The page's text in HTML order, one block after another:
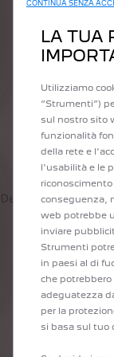
Design di i-
Ragionando,
volante
la sicurezza a
pensato che la
fosse
CONTINUA SENZA
LA TUA
Utilizziamo
“Strumenti”)
sul nostro sito
funzionalità
della rete e
l'usabilità e le
conseguenza,
web potrebbe
inviare
Strumenti
in paesi al di
che potrebbero
adeguatezza
per la
si basa sul tuo